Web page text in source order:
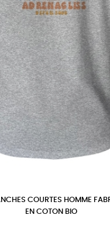
COURTES HOMME
EN COTON BIO